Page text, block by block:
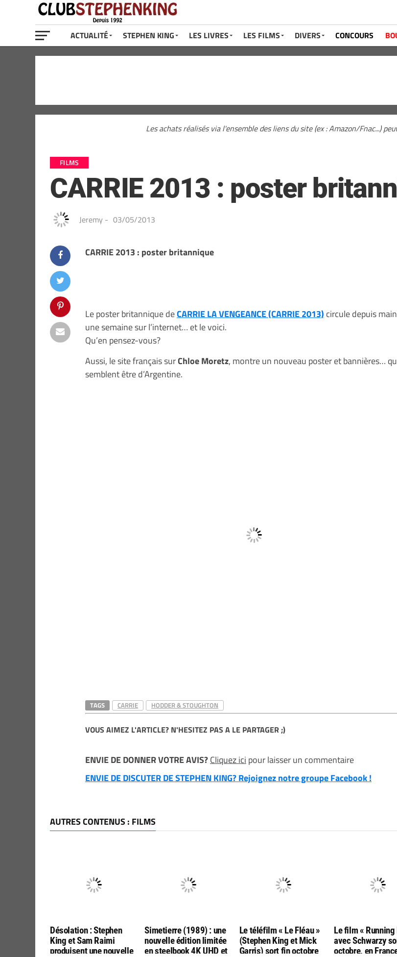
ACTUALITÉ STEPHEN KING LES LIVRES LES FILMS DIVERS CONCOURS
Les achats réalisés via l'ensemble des liens du site (ex : Amazon/Fnac...)
FILMS
CARRIE 2013 : poster
Jeremy - 03/05/2013
CARRIE 2013 : poster britannique
Le poster britannique deCARRIE LA VENGEANCE (CARRIE 2013) circule depuis
une semaine sur l’internet… et le voici.
Qu’en pensez-vous?
Aussi, le site français surChloe Moretz, montre un nouveau poster et bannières…
semblent être d’Argentine.
TAGS CARRIE HODDER & STOUGHTON
VOUS AIMEZ L'ARTICLE? N'HESITEZ PAS A LE PARTAGER ;)
ENVIE DE DONNER VOTRE AVIS?Cliquez ici pour laisser un commentaire
ENVIE DE DISCUTER DE STEPHEN KING? Rejoignez notre groupe Facebook !
AUTRES CONTENUS : FILMS
Désolation : Stephen
King et Sam Raimi
produisent une nouvelle
Simetierre (1989) : une
nouvelle édition limitée
en steelbook 4K UHD et
Le téléfilm « Le Fléau »
(Stephen King et Mick
Garris) sort fin octobre
Le film « Running
avec Schwarzy
octobre, en